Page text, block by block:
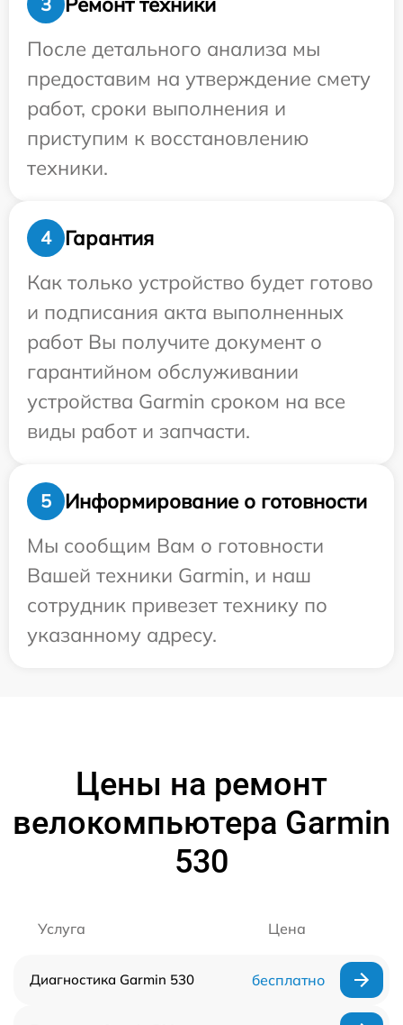
После детального анализа мы
предоставим на утверждение смету
работ, сроки выполнения и
приступим к восстановлению
техники.
4
Гарантия
Как только устройство будет готово
и подписания акта выполненных
работ Вы получите документ о
гарантийном обслуживании
устройства Garmin сроком на все
виды работ и запчасти.
5
Информирование о готовности
Мы сообщим Вам о готовности
Вашей техники Garmin, и наш
сотрудник привезет технику по
указанному адресу.
Цены на ремонт
велокомпьютера Garmin
530
Услуга Цена
Диагностика Garmin 530 бесплатно